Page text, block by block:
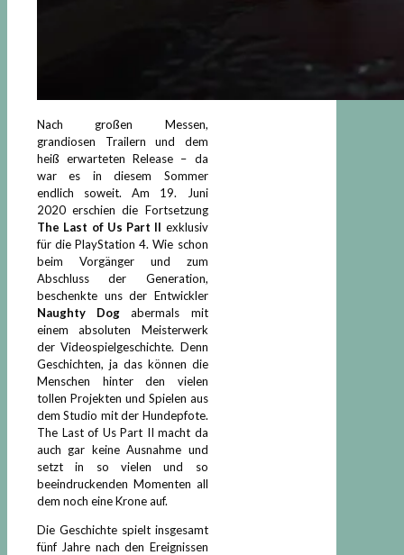
Nach großen Messen,
grandiosen Trailern und dem
heiß erwarteten Release – da
war es in diesem Sommer
endlich soweit. Am 19. Juni
2020 erschien die Fortsetzung
The Last of Us Part II exklusiv
für die PlayStation 4. Wie schon
beim Vorgänger und zum
Abschluss der Generation,
beschenkte uns der Entwickler
Naughty Dog abermals mit
einem absoluten Meisterwerk
der Videospielgeschichte. Denn
Geschichten, ja das können die
Menschen hinter den vielen
tollen Projekten und Spielen aus
dem Studio mit der Hundepfote.
The Last of Us Part II macht da
auch gar keine Ausnahme und
setzt in so vielen und so
beeindruckenden Momenten all
dem noch eine Krone auf.
Die Geschichte spielt insgesamt
fünf Jahre nach den Ereignissen